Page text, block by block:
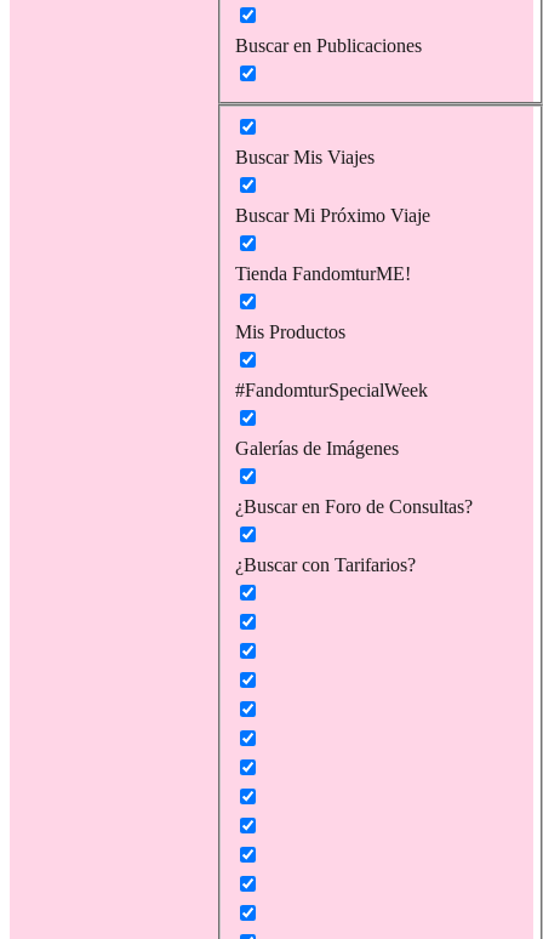
Buscar en Publicaciones
Buscar Mis Viajes
Buscar Mi Próximo Viaje
Tienda FandomturME!
Mis Productos
#FandomturSpecialWeek
Galerías de Imágenes
¿Buscar en Foro de Consultas?
¿Buscar con Tarifarios?